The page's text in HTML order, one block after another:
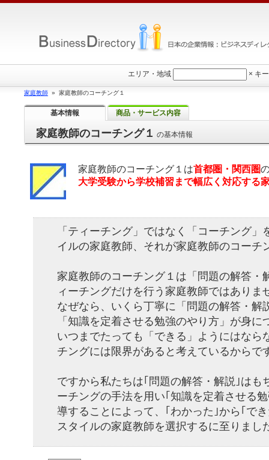
家庭教師のコーチング１ の基本情報
家庭教師のコーチング１ は首都圏・関西圏
大学受験から学校補習まで幅広く対応する
「ティーチング」ではなく「コーチング」
イルの家庭教師、それが家庭教師のコーチ
家庭教師のコーチング１は「問題の解答・
ィーチングだけを行う家庭教師ではありま
なぜなら、いくら丁寧に「問題の解答・解
「知識を定着させる勉強のやり方」が身に
いつまでたっても「できる」ようにはなら
チングには限界があると考えているからで
ですから私たちは｢問題の解答・解説｣はも
ーチングの手法を用い｢知識を定着させる
導することによって、｢わかった｣から｢で
スタイルの家庭教師を選択するに至りまし
エリア・地域 × キ
家庭教師 » 家庭教師のコーチング１
基本情報 商品・サービス内容